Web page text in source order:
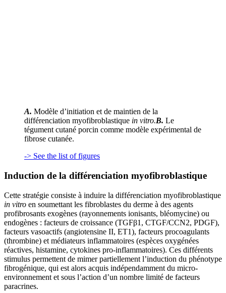
A. Modèle d’initiation et de maintien de la
différenciation myofibroblastique in vitro.B. Le
tégument cutané porcin comme modèle expérimental de
fibrose cutanée.
-> See the list of figures
Induction de la différenciation myofibroblastique
Cette stratégie consiste à induire la différenciation myofibroblastique
in vitro en soumettant les fibroblastes du derme à des agents
profibrosants exogènes (rayonnements ionisants, bléomycine) ou
endogènes : facteurs de croissance (TGFβ1, CTGF/CCN2, PDGF),
facteurs vasoactifs (angiotensine II, ET1), facteurs procoagulants
(thrombine) et médiateurs inflammatoires (espèces oxygénées
réactives, histamine, cytokines pro-inflammatoires). Ces différents
stimulus permettent de mimer partiellement l’induction du phénotype
fibrogénique, qui est alors acquis indépendamment du micro-
environnement et sous l’action d’un nombre limité de facteurs
paracrines.